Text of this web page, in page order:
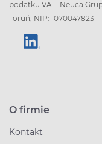
podatku VAT: Neuca
Toruń, NIP: 1070047823
O firmie
Kontakt